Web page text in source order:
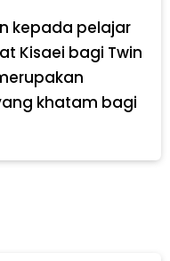
kepada pelajar
Kisaei bagi Twin
khatam bagi